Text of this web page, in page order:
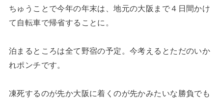
ちゅうことで今年の年末は、地元の大阪まで４日間かけ
て自転車で帰省することに。
泊まるところは全て野宿の予定。今考えるとただのいか
れポンチです。
凍死するのが先か大阪に着くのが先かみたいな勝負でも